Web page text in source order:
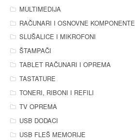
MULTIMEDIJA
RAČUNARI I OSNOVNE KOMPONENTE
SLUŠALICE I MIKROFONI
ŠTAMPAČI
TABLET RAČUNARI I OPREMA
TASTATURE
TONERI, RIBONI I REFILI
TV OPREMA
USB DODACI
USB FLEŠ MEMORIJE